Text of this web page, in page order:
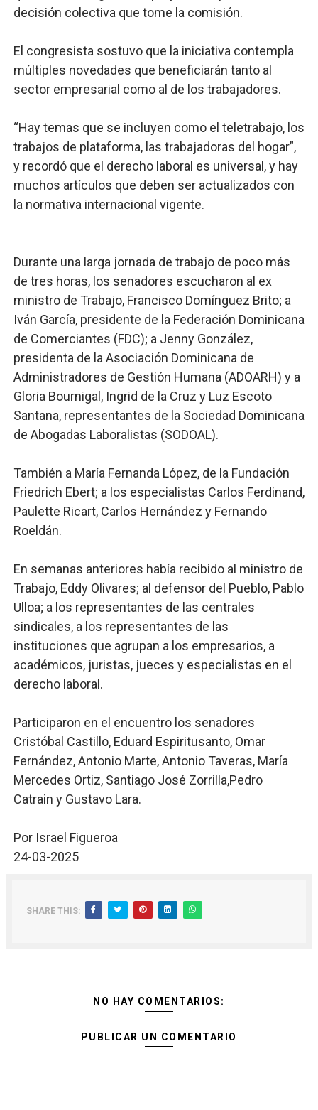
decisión colectiva que tome la comisión.
El congresista sostuvo que la iniciativa contempla
múltiples novedades que beneficiarán tanto al
sector empresarial como al de los trabajadores.
“Hay temas que se incluyen como el teletrabajo, los
trabajos de plataforma, las trabajadoras del hogar”,
y recordó que el derecho laboral es universal, y hay
muchos artículos que deben ser actualizados con
la normativa internacional vigente.
Durante una larga jornada de trabajo de poco más
de tres horas, los senadores escucharon al ex
ministro de Trabajo, Francisco Domínguez Brito; a
Iván García, presidente de la Federación Dominicana
de Comerciantes (FDC); a Jenny González,
presidenta de la Asociación Dominicana de
Administradores de Gestión Humana (ADOARH) y a
Gloria Bournigal, Ingrid de la Cruz y Luz Escoto
Santana, representantes de la Sociedad Dominicana
de Abogadas Laboralistas (SODOAL).
También a María Fernanda López, de la Fundación
Friedrich Ebert; a los especialistas Carlos Ferdinand,
Paulette Ricart, Carlos Hernández y Fernando
Roeldán.
En semanas anteriores había recibido al ministro de
Trabajo, Eddy Olivares; al defensor del Pueblo, Pablo
Ulloa; a los representantes de las centrales
sindicales, a los representantes de las
instituciones que agrupan a los empresarios, a
académicos, juristas, jueces y especialistas en el
derecho laboral.
Participaron en el encuentro los senadores
Cristóbal Castillo, Eduard Espiritusanto, Omar
Fernández, Antonio Marte, Antonio Taveras, María
Mercedes Ortiz, Santiago José Zorrilla,Pedro
Catrain y Gustavo Lara.
Por Israel Figueroa
24-03-2025
SHARE THIS:
NO HAY COMENTARIOS:
PUBLICAR UN COMENTARIO